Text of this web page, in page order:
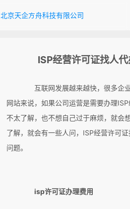
北京天企方舟科技有限公司
ISP经营许可证找人
互联网发展越来越快，很多企业
网站来说，如果公司运营是需要办理
不太了解，也不想自己过于麻烦，就会
了解，就会有一些人问，ISP经营许可
问题。
isp许可证办理费用